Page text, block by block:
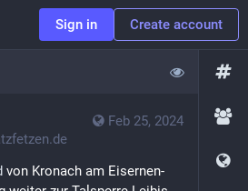
Sign in Create account
Feb 25, 2024
von Kronach am Eisernen-